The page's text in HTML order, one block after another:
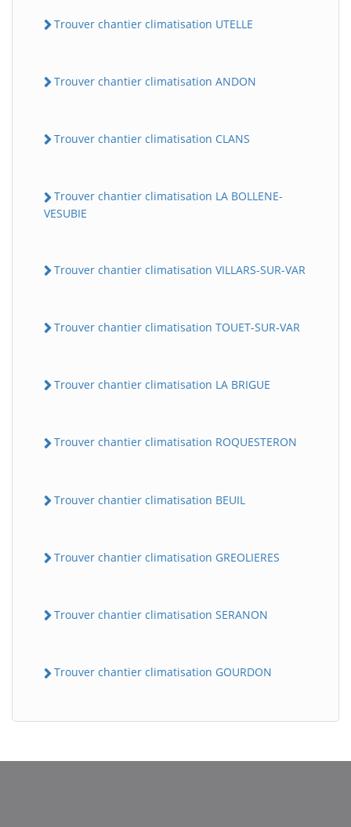
Trouver chantier climatisation UTELLE
Trouver chantier climatisation ANDON
Trouver chantier climatisation CLANS
Trouver chantier climatisation LA BOLLENE-
VESUBIE
Trouver chantier climatisation VILLARS-SUR-VAR
Trouver chantier climatisation TOUET-SUR-VAR
Trouver chantier climatisation LA BRIGUE
Trouver chantier climatisation ROQUESTERON
Trouver chantier climatisation BEUIL
Trouver chantier climatisation GREOLIERES
Trouver chantier climatisation SERANON
Trouver chantier climatisation GOURDON
B Assistant en ligne
B